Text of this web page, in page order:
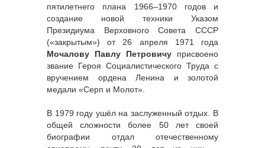
пятилетнего плана 1966–1970 годов и
создание новой техники Указом
Президиума Верховного Совета СССР
(«закрытым») от 26 апреля 1971 года
Мочалову Павлу Петровичу присвоено
звание Героя Социалистического Труда с
вручением ордена Ленина и золотой
медали «Серп и Молот».
В 1979 году ушёл на заслуженный отдых. В
общей сложности более 50 лет своей
биографии отдал отечественному